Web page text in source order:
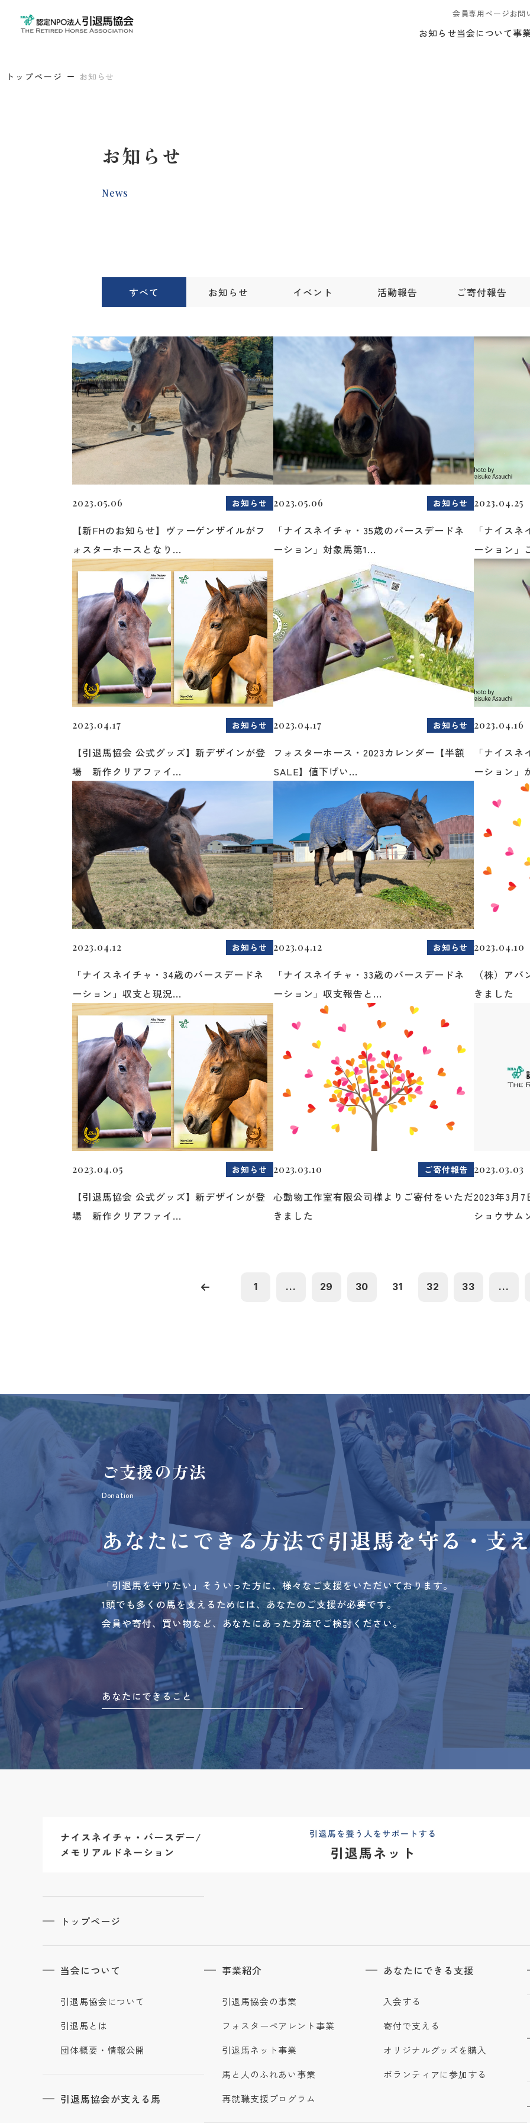
会員専用ページお問
お知らせ当会について事
トップページ お知らせ
お知らせ
News
すべて お知らせ イベント 活動報告 ご寄付報告
2023.05.06 お知らせ
【新FHのお知らせ】ヴァーゲンザイルがフ
ォスターホースとなり...
2023.05.06 お知らせ
「ナイスネイチャ・35歳のバースデードネ
ーション」対象馬第1...
2023.04.25
「ナイス
ーション」
2023.04.17 お知らせ
【引退馬協会 公式グッズ】新デザインが登
場 新作クリアファイ...
2023.04.17 お知らせ
フォスターホース・2023カレンダー【半額
SALE】値下げい...
2023.04.16
「ナイス
ーション」
2023.04.12 お知らせ
「ナイスネイチャ・34歳のバースデードネ
ーション」収支と現況...
2023.04.12 お知らせ
「ナイスネイチャ・33歳のバースデードネ
ーション」収支報告と...
2023.04.10
（株）ア
きました
2023.04.05 お知らせ
【引退馬協会 公式グッズ】新デザインが登
場 新作クリアファイ...
2023.03.10 ご寄付報告
心動物工作室有限公司様よりご寄付をいただ
きました
2023.03.03
2023年3月
ショウサム
1 ... 29 30 31 32 33 ...
ご支援の方法
Donation
あなたにできる方法で引退馬を守る・支
「引退馬を守りたい」そういった方に、様々なご支援をいただいております。
1頭でも多くの馬を支えるためには、あなたのご支援が必要です。
会員や寄付、買い物など、あなたにあった方法でご検討ください。
あなたにできること
トップページ
当会について
引退馬協会について
引退馬とは
団体概要・情報公開
引退馬協会が支える馬
事業紹介
引退馬協会の事業
フォスターペアレント事業
引退馬ネット事業
馬と人のふれあい事業
再就職支援プログラム
あなたにできる支援
入会する
寄付で支える
オリジナルグッズを購入
ボランティアに参加する